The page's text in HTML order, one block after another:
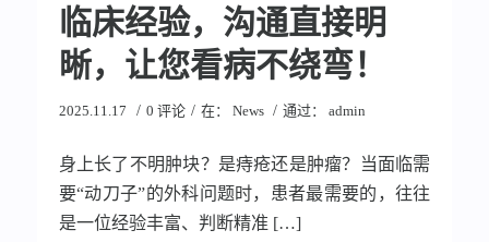
临床经验，沟通直接明
晰，让您看病不绕弯！
2025.11.17 / 0 评论 / 在： News / 通过： admin
身上长了不明肿块？是痔疮还是肿瘤？当面临需
要“动刀子”的外科问题时，患者最需要的，往往
是一位经验丰富、判断精准 […]